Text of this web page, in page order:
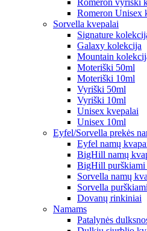
Romeron Unisex
Sorvella kvepalai
Signature
Galaxy kolekcija
Mountain
Moteriški 50ml
Moteriški 10ml
Vyriški 50ml
Vyriški 10ml
Unisex kvepalai
Unisex 10ml
Eyfel/Sorvella prekės
Eyfel namų
BigHill namų
BigHill purškiami
Sorvella namų
Sorvella
Dovanų rinkiniai
Namams
Patalynės